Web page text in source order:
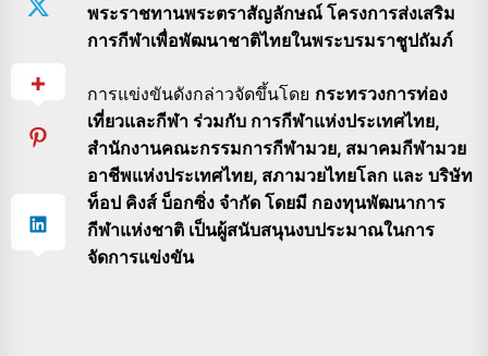
พระราชทานพระตราสัญลักษณ์ โครงการส่งเสริม
การกีฬาเพื่อพัฒนาชาติไทยในพระบรมราชูปถัมภ์
การแข่งขันดังกล่าวจัดขึ้นโดย กระทรวงการท่อง
เที่ยวและกีฬา ร่วมกับ การกีฬาแห่งประเทศไทย,
สำนักงานคณะกรรมการกีฬามวย, สมาคมกีฬามวย
อาชีพแห่งประเทศไทย, สภามวยไทยโลก และ บริษัท
ท็อป คิงส์ บ็อกซิ่ง จำกัด โดยมี กองทุนพัฒนาการ
กีฬาแห่งชาติ เป็นผู้สนับสนุนงบประมาณในการ
จัดการแข่งขัน